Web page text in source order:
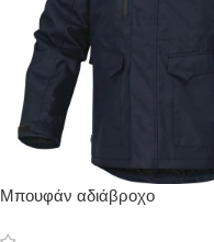
Μπουφάν αδιάβροχο